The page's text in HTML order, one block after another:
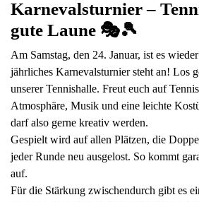
Karnevalsturnier –
gute Laune 🎭🎾
Am Samstag, den 24. Januar, ist es
jährliches Karnevalsturnier steht an! Los
unserer Tennishalle. Freut euch auf
Atmosphäre, Musik und eine leichte
darf also gerne kreativ werden.
Gespielt wird auf allen Plätzen, die
jeder Runde neu ausgelost. So kommt
auf.
Für die Stärkung zwischendurch gibt es